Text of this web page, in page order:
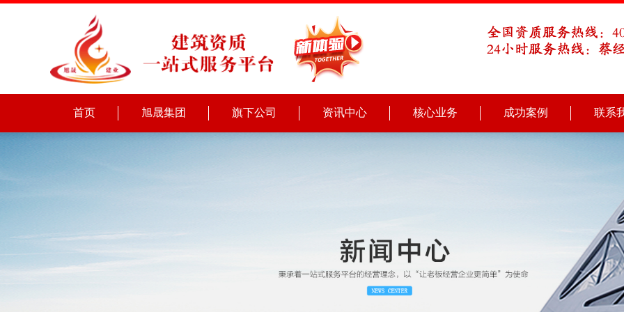
首页 旭晟集团 旗下公司 资讯中心 核心业务 成功案例 联系